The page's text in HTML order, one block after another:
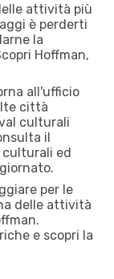
attività più
è perderti
la
Hoffman,
all'ufficio
città
culturali
il
culturali ed
per le
delle attività
e scopri la